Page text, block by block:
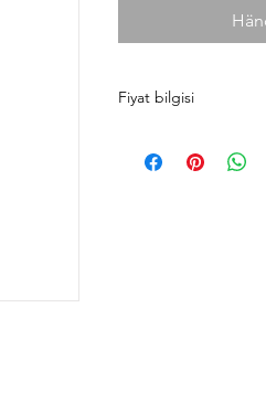
Fiyat bilgisi
taksit koşulları ve